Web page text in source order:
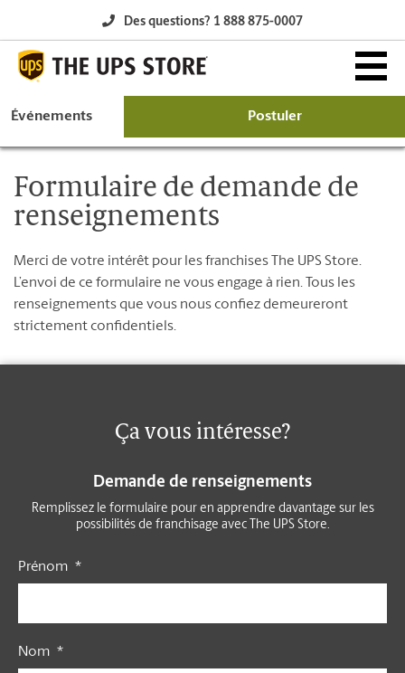
Des questions? 1 888 875-0007
Pourquoi The UPS Store?
Posséder une franchise
L’occasion d’affaires
Marchés disponibles
Blogue
Événements Postuler
Formulaire de demande de
renseignements
Merci de votre intérêt pour les franchises The UPS Store.
L’envoi de ce formulaire ne vous engage à rien. Tous les
renseignements que vous nous confiez demeureront
strictement confidentiels.
Ça vous intéresse?
Demande de renseignements
Remplissez le formulaire pour en apprendre davantage sur les
possibilités de franchisage avec The UPS Store.
Prénom *
Nom *